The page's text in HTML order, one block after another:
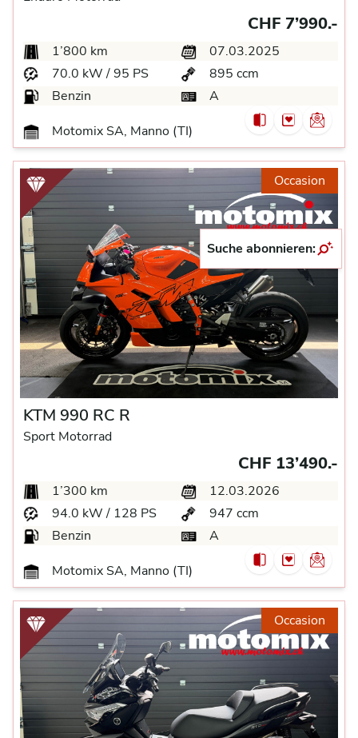
CHF 7’990.-
1’800 km
07.03.2025
70.0 kW / 95 PS
895 ccm
Benzin
A
Motomix SA, Manno (TI)
Occasion
KTM 990 RC R
Sport Motorrad
CHF 13’490.-
1’300 km
12.03.2026
94.0 kW / 128 PS
947 ccm
Benzin
A
Motomix SA, Manno (TI)
Occasion
Suche abonnieren: